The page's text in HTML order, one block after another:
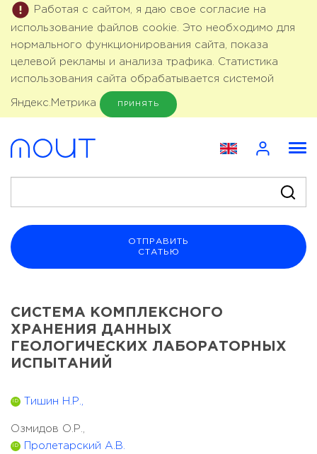
Работая с сайтом, я даю свое согласие на
использование файлов cookie. Это необходимо для
нормального функционирования сайта, показа
целевой рекламы и анализа трафика. Статистика
использования сайта обрабатывается системой
Яндекс.Метрика ПРИНЯТЬ
ОТПРАВИТЬ
СТАТЬЮ
СИСТЕМА КОМПЛЕКСНОГО
ХРАНЕНИЯ ДАННЫХ
ГЕОЛОГИЧЕСКИХ ЛАБОРАТОРНЫХ
ИСПЫТАНИЙ
ID Тишин Н.Р.,
Озмидов О.Р.,
ID Пролетарский А.В.